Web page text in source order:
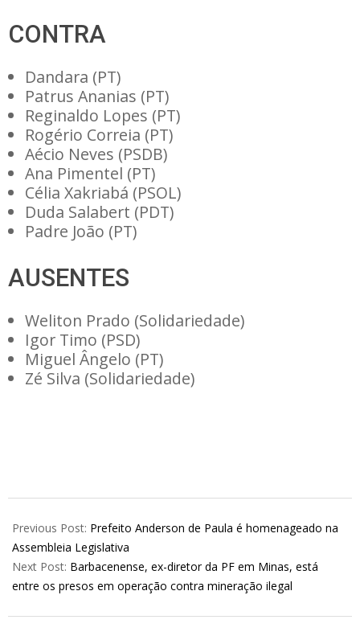
CONTRA
Dandara (PT)
Patrus Ananias (PT)
Reginaldo Lopes (PT)
Rogério Correia (PT)
Aécio Neves (PSDB)
Ana Pimentel (PT)
Célia Xakriabá (PSOL)
Duda Salabert (PDT)
Padre João (PT)
AUSENTES
Weliton Prado (Solidariedade)
Igor Timo (PSD)
Miguel Ângelo (PT)
Zé Silva (Solidariedade)
09-
17
Previous Post: Prefeito Anderson de Paula é homenageado na
Assembleia Legislativa
Next Post: Barbacenense, ex-diretor da PF em Minas, está
entre os presos em operação contra mineração ilegal